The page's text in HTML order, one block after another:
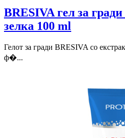
BRESIVA гел за
зелка 100 ml
Гелот за гради BRESIVA со
ф�...